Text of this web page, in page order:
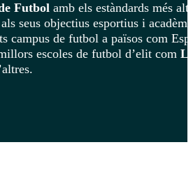
Futbol amb els estàndards més
seus objectius esportius i
campus de futbol a països com
escoles de futbol d’elit com